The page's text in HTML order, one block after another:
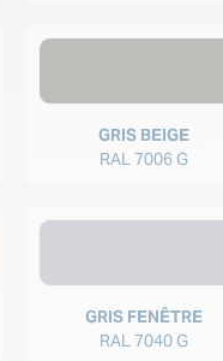
GRIS BEIGE
RAL 7006 G
GRIS FENÊTRE
RAL 7040 G